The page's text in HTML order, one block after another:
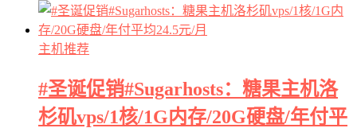
主机推荐
#圣诞促销#Sugarhosts：糖果主机洛
杉矶vps/1核/1G内存/20G硬盘/年付平